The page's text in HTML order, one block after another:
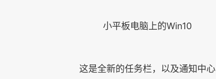
小平板电脑上的Win10
这是全新的任务栏，以及通知中心